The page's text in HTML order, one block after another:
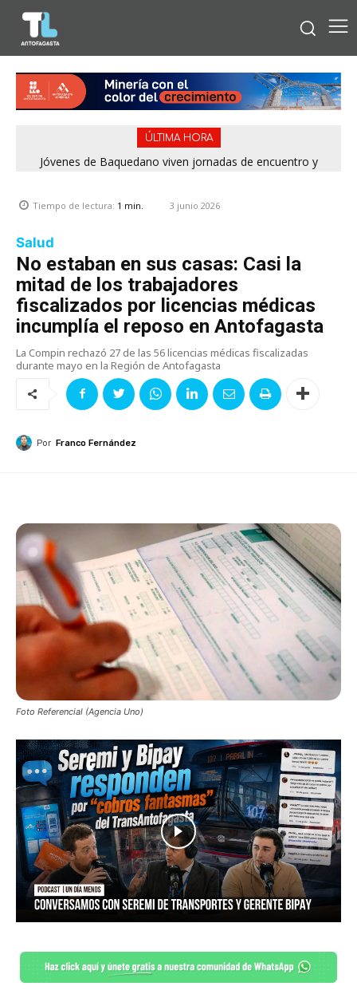
ÚLTIMA HORA
Jóvenes de Baquedano viven jornadas de encuentro y
Tiempo de lectura: 1 min. 3 junio 2026
Salud
No estaban en sus casas: Casi la
mitad de los trabajadores
fiscalizados por licencias médicas
incumplía el reposo en Antofagasta
La Compin rechazó 27 de las 56 licencias médicas fiscalizadas
durante mayo en la Región de Antofagasta
Por Franco Fernández
Foto Referencial (Agencia Uno)